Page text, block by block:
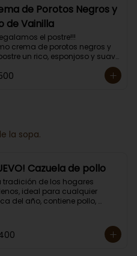
individual lista para servir
grs.de Porotos Negros y
de Vainilla
el postre!!!
crema de porotos negros y
un rico, esponjoso y suave
topping a elección y mini
la sopa.
Cazuela de pollo
tradición de los hogares
ideal para cualquier
del año, contiene pollo,
individual lista para servir
grs. Cero lacto.